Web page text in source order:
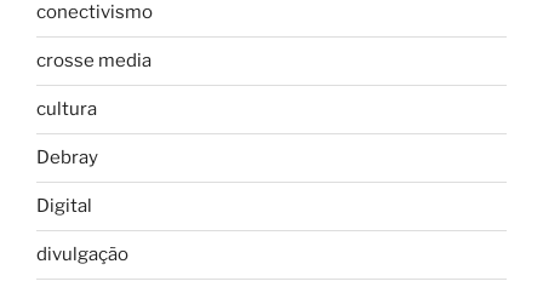
conectivismo
crosse media
cultura
Debray
Digital
divulgação